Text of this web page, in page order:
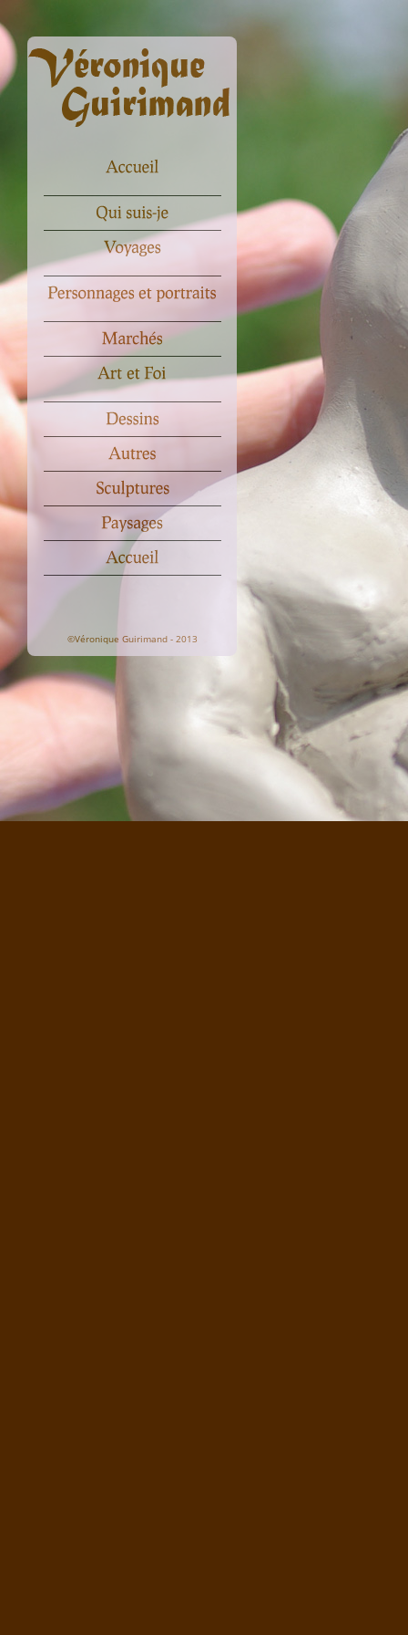
©Véronique Guirimand - 2013